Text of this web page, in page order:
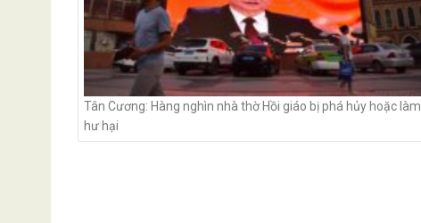
Tân Cương: Hàng nghìn nhà thờ Hồi giáo bị phá hủy hoặc làm
hư hại